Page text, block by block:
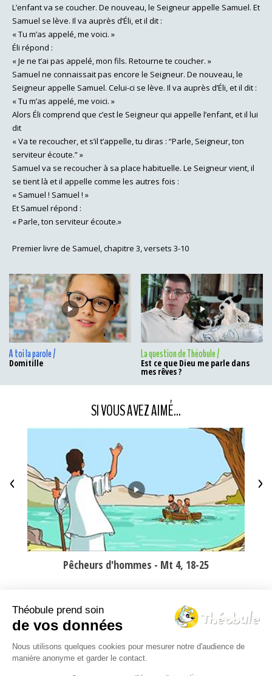
L’enfant va se coucher. De nouveau, le Seigneur appelle Samuel. Et
Samuel se lève. Il va auprès d’Éli, et il dit :
« Tu m’as appelé, me voici. »
Éli répond :
« Je ne t’ai pas appelé, mon fils. Retourne te coucher. »
Samuel ne connaissait pas encore le Seigneur. De nouveau, le
Seigneur appelle Samuel. Celui-ci se lève. Il va auprès d’Éli, et il dit :
« Tu m’as appelé, me voici. »
Alors Éli comprend que c’est le Seigneur qui appelle l’enfant, et il lui
dit
« Va te recoucher, et s’il t’appelle, tu diras : “Parle, Seigneur, ton
serviteur écoute.” »
Samuel va se recoucher à sa place habituelle. Le Seigneur vient, il
se tient là et il appelle comme les autres fois :
« Samuel ! Samuel ! »
Et Samuel répond :
« Parle, ton serviteur écoute.»
Premier livre de Samuel, chapitre 3, versets 3-10
A toi la parole /
Domitille
La question de Théobule /
Est ce que Dieu me parle dans
mes rêves ?
SI VOUS AVEZ AIMÉ...
Pêcheurs d'hommes - Mt 4, 18-25
< >
Nos DVDs Qui sommes-nous ? FAQ
Le Théo-blog
Théobule prend soin
de vos données
Nous utilisons quelques cookies pour mesurer notre d'audience de
manière anonyme et garder le contact.